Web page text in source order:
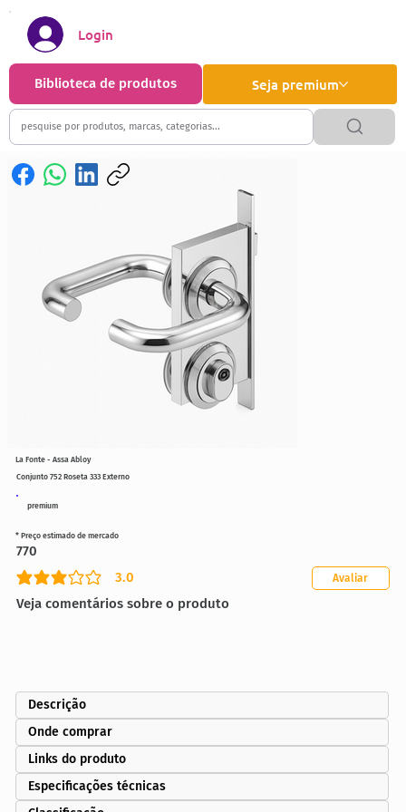
Seja premium
Biblioteca de produtos
Login
premium
Conjunto 752 Roseta 333 Externo
3.0
classificação média é 3 de 5
Veja comentários sobre o produto
Avaliar
* Preço estimado de mercado
770
La Fonte - Assa Abloy
Descrição
Onde comprar
Links do produto
Especificações técnicas